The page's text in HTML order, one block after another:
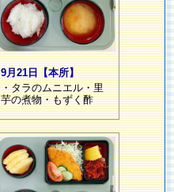
9月21日【本所】
・タラのムニエル・里
芋の煮物・もずく酢